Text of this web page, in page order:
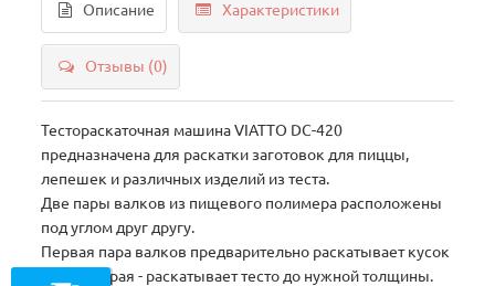
Описание Характеристики
Отзывы (0)
Тестораскаточная машина VIATTO DC-420
предназначена для раскатки заготовок для пиццы,
лепешек и различных изделий из теста.
Две пары валков из пищевого полимера расположены
под углом друг другу.
Первая пара валков предварительно раскатывает кусок
теста, вторая - раскатывает тесто до нужной толщины.